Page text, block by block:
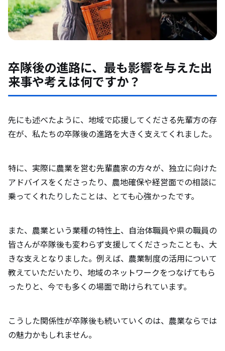
卒隊後の進路に、最も影響を与えた出
来事や考えは何ですか？
先にも述べたように、地域で応援してくださる先輩方の存
在が、私たちの卒隊後の進路を大きく支えてくれました。
特に、実際に農業を営む先輩農家の方々が、独立に向けた
アドバイスをくださったり、農地確保や経営面での相談に
乗ってくれたりしたことは、とても心強かったです。
また、農業という業種の特性上、自治体職員や県の職員の
皆さんが卒隊後も変わらず支援してくださったことも、大
きな支えとなりました。例えば、農業制度の活用について
教えていただいたり、地域のネットワークをつなげてもら
ったりと、今でも多くの場面で助けられています。
こうした関係性が卒隊後も続いていくのは、農業ならでは
の魅力かもしれません。